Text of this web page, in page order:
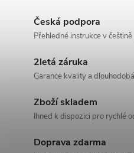
Česká podpora
Přehledné instrukce v
2letá záruka
Garance kvality a
Zboží skladem
Ihned k dispozici pro rychlé
Doprava zdarma